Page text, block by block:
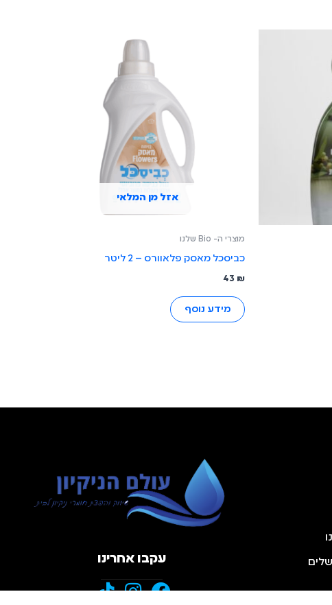
אזל מן המלאי
מוצרי ה- Bio שלנו
כביסכל מאסק פלאוורס – 2 ליטר
43 ₪
מידע נוסף
עקבו אחרינו